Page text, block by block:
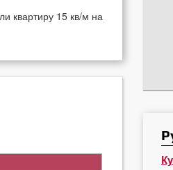
квартиру 15 кв/м на